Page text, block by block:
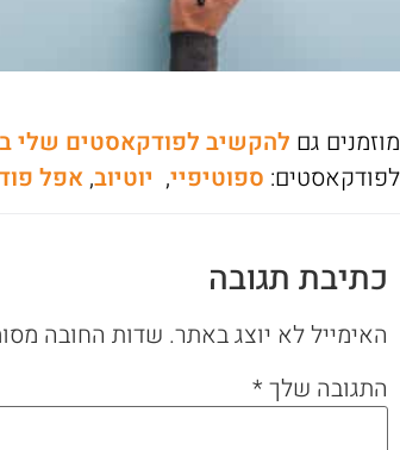
מוזמנים גם להקשיב לפודקאסטים שלי
לפודקאסטים: ספוטיפיי, יוטיוב, אפל
כתיבת תגובה
האימייל לא יוצג באתר. שדות החובה
התגובה שלך *